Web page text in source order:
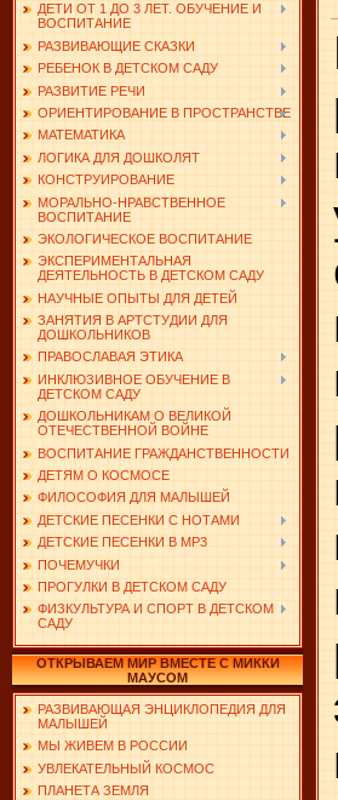
ДЕТИ ОТ 1 ДО 3 ЛЕТ. ОБУЧЕНИЕ И
ВОСПИТАНИЕ
РАЗВИВАЮЩИЕ СКАЗКИ
РЕБЕНОК В ДЕТСКОМ САДУ
РАЗВИТИЕ РЕЧИ
ОРИЕНТИРОВАНИЕ В ПРОСТРАНСТВЕ
МАТЕМАТИКА
ЛОГИКА ДЛЯ ДОШКОЛЯТ
КОНСТРУИРОВАНИЕ
МОРАЛЬНО-НРАВСТВЕННОЕ
ВОСПИТАНИЕ
ЭКОЛОГИЧЕСКОЕ ВОСПИТАНИЕ
ЭКСПЕРИМЕНТАЛЬНАЯ
ДЕЯТЕЛЬНОСТЬ В ДЕТСКОМ САДУ
НАУЧНЫЕ ОПЫТЫ ДЛЯ ДЕТЕЙ
ЗАНЯТИЯ В АРТСТУДИИ ДЛЯ
ДОШКОЛЬНИКОВ
ПРАВОСЛАВАЯ ЭТИКА
ИНКЛЮЗИВНОЕ ОБУЧЕНИЕ В
ДЕТСКОМ САДУ
ДОШКОЛЬНИКАМ О ВЕЛИКОЙ
ОТЕЧЕСТВЕННОЙ ВОЙНЕ
ВОСПИТАНИЕ ГРАЖДАНСТВЕННОСТИ
ДЕТЯМ О КОСМОСЕ
ФИЛОСОФИЯ ДЛЯ МАЛЫШЕЙ
ДЕТСКИЕ ПЕСЕНКИ С НОТАМИ
ДЕТСКИЕ ПЕСЕНКИ В MP3
ПОЧЕМУЧКИ
ПРОГУЛКИ В ДЕТСКОМ САДУ
ФИЗКУЛЬТУРА И СПОРТ В ДЕТСКОМ
САДУ
ОТКРЫВАЕМ МИР ВМЕСТЕ С МИККИ
МАУСОМ
РАЗВИВАЮЩАЯ ЭНЦИКЛОПЕДИЯ ДЛЯ
МАЛЫШЕЙ
МЫ ЖИВЕМ В РОССИИ
УВЛЕКАТЕЛЬНЫЙ КОСМОС
ПЛАНЕТА ЗЕМЛЯ